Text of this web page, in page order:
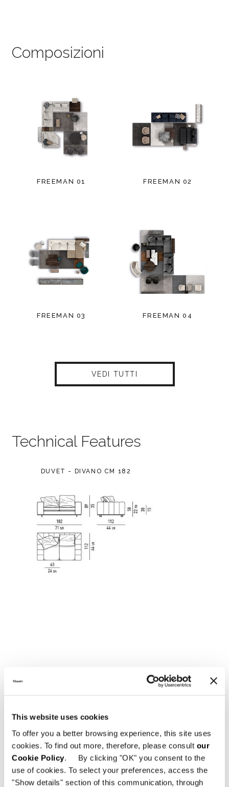
This website uses cookies
To offer you a better browsing experience, this site uses
cookies. To find out more, therefore, please consult our
Cookie Policy. By clicking "OK" you consent to the
use of cookies. To select your preferences, access the
"Show details" section of this communication, through
Composizioni
FREEMAN 01 FREEMAN 02
FREEMAN 03 FREEMAN 04
VEDI TUTTI
Technical Features
DUVET - DIVANO CM 182